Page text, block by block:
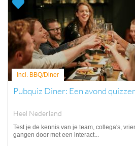
Incl. BBQ/Diner
Pubquiz Diner: Een avond
Heel Nederland
Test je de kennis van je team, collega's,
gangen door met een interact...